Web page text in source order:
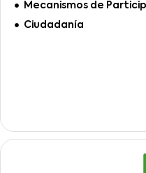
Mecanismos de
Ciudadanía